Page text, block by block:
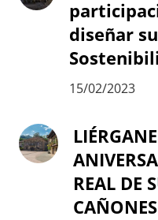
diseñar
15/02/2023
REAL DE
CAÑONES